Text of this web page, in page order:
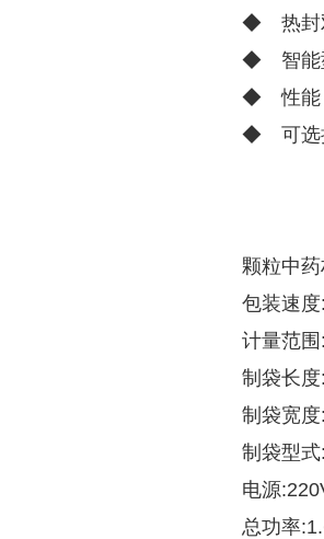
◆ 热封
◆ 智能
◆ 性能
◆ 可选
颗粒中
包装速
计量范
制袋长
制袋宽
制袋型
电源
总功率